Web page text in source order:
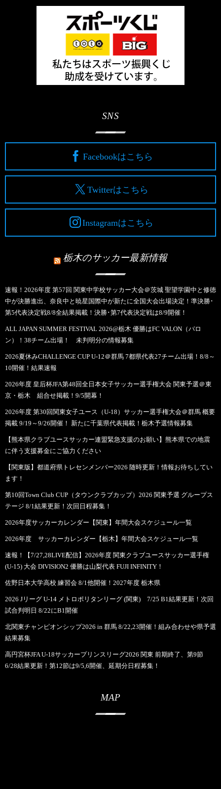
SNS
Facebookはこちら
Twitterはこちら
Instagramはこちら
栃木のサッカー最新情報
速報！2026年度 第57回 関東中学校サッカー大会＠茨城 聖望学園中と修徳
中が決勝進出、奈良中と暁星国際中が新たに全国大会出場決定！準決勝･
第5代表決定戦8/8全結果掲載！決勝･第7代表決定戦は8/9開催！
ALL JAPAN SUMMER FESTIVAL 2026@栃木 優勝はFC VALON（バロ
ン）！38チーム出場！ 未判明分の情報募集
2026夏休みCHALLENGE CUP U-12＠群馬 7都県代表27チーム出場！8/8～
10開催！結果速報
2026年度 皇后杯JFA第48回全日本女子サッカー選手権大会 関東予選＠東
京・栃木 組合せ掲載！9/5開幕！
2026年度 第30回関東女子ユース（U-18）サッカー選手権大会＠群馬 概要
掲載 9/19～9/26開催！ 新たに千葉県代表掲載！栃木予選情報募集
【熊本県クラブユースサッカー連盟緊急支援のお願い】熊本県での地震
に伴う支援募金にご協力ください
【関東版】都道府県トレセンメンバー2026 随時更新！情報お待ちしてい
ます！
第10回Town Club CUP（タウンクラブカップ）2026 関東予選 グループス
テージ 8/1結果更新！次回日程募集！
2026年度サッカーカレンダー【関東】年間大会スケジュール一覧
2026年度 サッカーカレンダー【栃木】年間大会スケジュール一覧
速報！【7/27,28LIVE配信】2026年度 関東クラブユースサッカー選手権
(U-15) 大会 DIVISION2 優勝は山梨代表 FUJI INFINITY！
佐野日本大学高校 練習会 8/1他開催！2027年度 栃木県
2026 Jリーグ U-14 メトロポリタンリーグ (関東) 7/25 B1結果更新！次回
試合判明日 8/22にB1開催
北関東チャンピオンシップ2026 in 群馬 8/22,23開催！組み合わせや県予選
結果募集
高円宮杯JFA U-18サッカープリンスリーグ2026 関東 前期終了、第9節
6/28結果更新！第12節は9/5,6開催、延期分日程募集！
MAP